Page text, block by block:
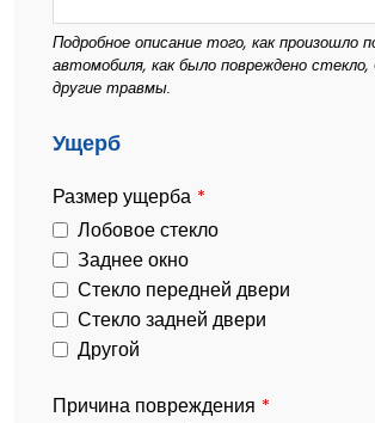
Подробное описание того, как произошло
автомобиля, как было повреждено стекло,
другие травмы.
Business
Ущерб
Размер ущерба *
Лобовое стекло
Заднее окно
Стекло передней двери
Стекло задней двери
Другой
Причина повреждения *